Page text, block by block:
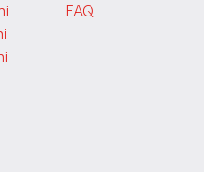
FAQ